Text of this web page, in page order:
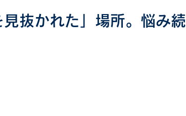
抜かれた」場所。悩み続